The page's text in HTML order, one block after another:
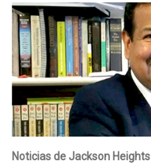
Noticias de Jackson Heights